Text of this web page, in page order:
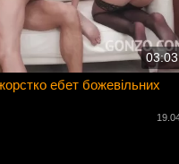
ебет божевільних